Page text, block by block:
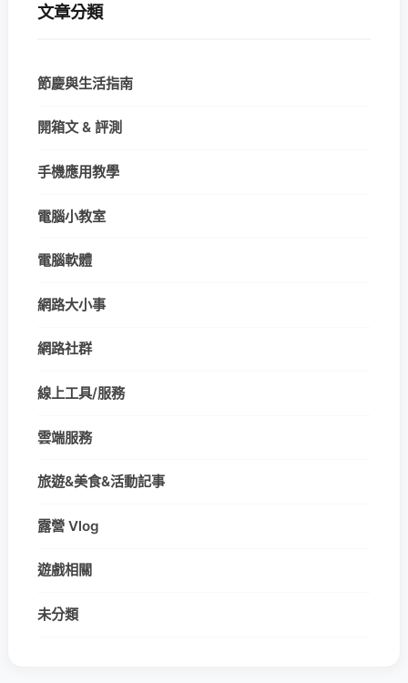
文章分類
節慶與生活指南
開箱文 & 評測
手機應用教學
電腦小教室
電腦軟體
網路大小事
網路社群
線上工具/服務
雲端服務
旅遊&美食&活動記事
露營 Vlog
遊戲相關
未分類